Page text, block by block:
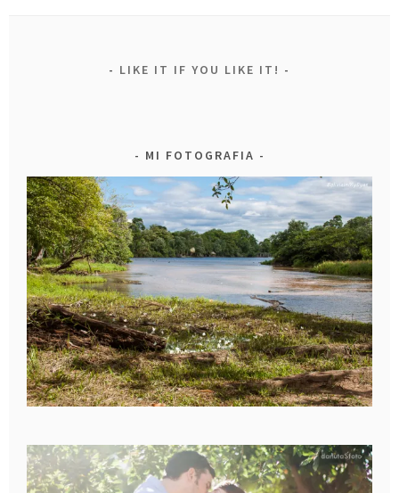
LIKE IT IF YOU LIKE IT!
MI FOTOGRAFIA